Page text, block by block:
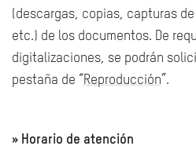
(descargas, copias, capturas
etc.) de los documentos. De
digitalizaciones, se podrán
pestaña de “Reproducción”.
» Horario de atención